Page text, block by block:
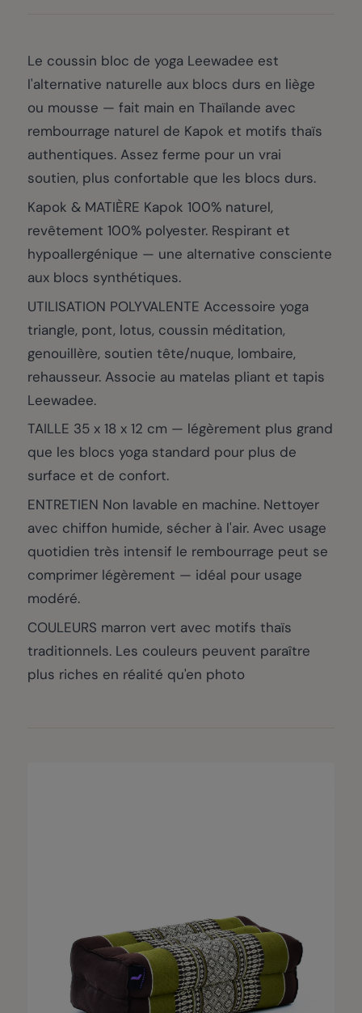
Le coussin bloc de yoga Leewadee est
l'alternative naturelle aux blocs durs en liège
ou mousse — fait main en Thaïlande avec
rembourrage naturel de Kapok et motifs thaïs
authentiques. Assez ferme pour un vrai
soutien, plus confortable que les blocs durs.
Kapok & MATIÈRE Kapok 100% naturel,
revêtement 100% polyester. Respirant et
hypoallergénique — une alternative consciente
aux blocs synthétiques.
UTILISATION POLYVALENTE Accessoire yoga
triangle, pont, lotus, coussin méditation,
genouillère, soutien tête/nuque, lombaire,
rehausseur. Associe au matelas pliant et tapis
Leewadee.
TAILLE 35 x 18 x 12 cm — légèrement plus grand
que les blocs yoga standard pour plus de
surface et de confort.
ENTRETIEN Non lavable en machine. Nettoyer
avec chiffon humide, sécher à l'air. Avec usage
quotidien très intensif le rembourrage peut se
comprimer légèrement — idéal pour usage
modéré.
COULEURS marron vert avec motifs thaïs
traditionnels. Les couleurs peuvent paraître
plus riches en réalité qu'en photo